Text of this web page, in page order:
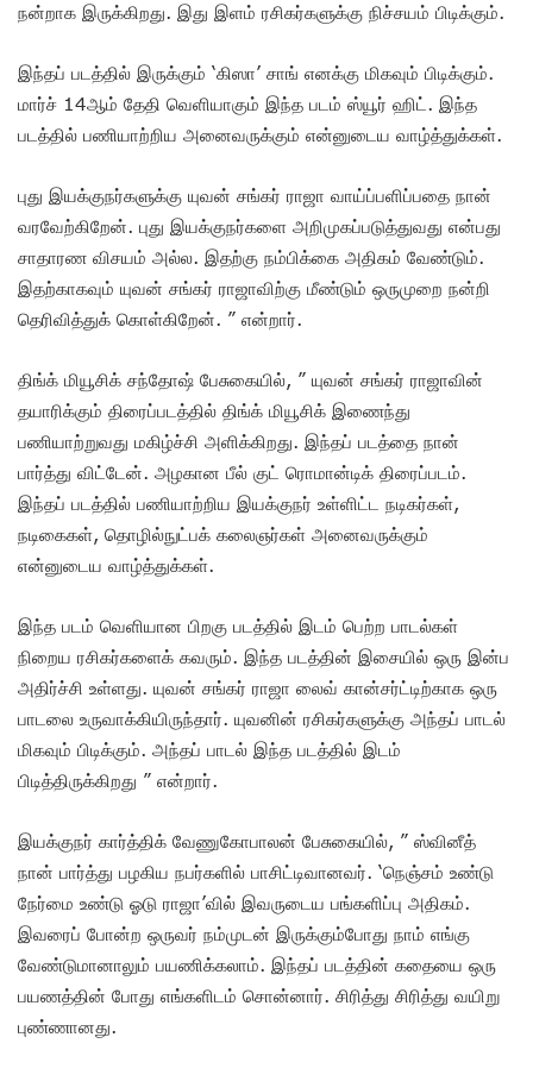
நன்றாக இருக்கிறது. இது இளம் ரசிகர்களுக்கு நிச்சயம் பிடிக்கும்.
இந்தப் படத்தில் இருக்கும் ‘கிஸா’ சாங் எனக்கு மிகவும் பிடிக்கும்.
மார்ச் 14ஆம் தேதி வெளியாகும் இந்த படம் ஸ்யூர் ஹிட். இந்த
படத்தில் பணியாற்றிய அனைவருக்கும் என்னுடைய வாழ்த்துக்கள்.
புது இயக்குநர்களுக்கு யுவன் சங்கர் ராஜா வாய்ப்பளிப்பதை நான்
வரவேற்கிறேன். புது இயக்குநர்களை அறிமுகப்படுத்துவது என்பது
சாதாரண விசயம் அல்ல. இதற்கு நம்பிக்கை அதிகம் வேண்டும்.
இதற்காகவும் யுவன் சங்கர் ராஜாவிற்கு மீண்டும் ஒருமுறை நன்றி
தெரிவித்துக் கொள்கிறேன். ” என்றார்.
திங்க் மியூசிக் சந்தோஷ் பேசுகையில், ” யுவன் சங்கர் ராஜாவின்
தயாரிக்கும் திரைப்படத்தில் திங்க் மியூசிக் இணைந்து
பணியாற்றுவது மகிழ்ச்சி அளிக்கிறது. இந்தப் படத்தை நான்
பார்த்து விட்டேன். அழகான பீல் குட் ரொமான்டிக் திரைப்படம்.
இந்தப் படத்தில் பணியாற்றிய இயக்குநர் உள்ளிட்ட நடிகர்கள்,
நடிகைகள், தொழில்நுட்பக் கலைஞர்கள் அனைவருக்கும்
என்னுடைய வாழ்த்துக்கள்.
இந்த படம் வெளியான பிறகு படத்தில் இடம் பெற்ற பாடல்கள்
நிறைய ரசிகர்களைக் கவரும். இந்த படத்தின் இசையில் ஒரு இன்ப
அதிர்ச்சி உள்ளது. யுவன் சங்கர் ராஜா லைவ் கான்சர்ட்டிற்காக ஒரு
பாடலை உருவாக்கியிருந்தார். யுவனின் ரசிகர்களுக்கு அந்தப் பாடல்
மிகவும் பிடிக்கும். அந்தப் பாடல் இந்த படத்தில் இடம்
பிடித்திருக்கிறது ” என்றார்.
இயக்குநர் கார்த்திக் வேணுகோபாலன் பேசுகையில், ” ஸ்வினீத்
நான் பார்த்து பழகிய நபர்களில் பாசிட்டிவானவர். ‘நெஞ்சம் உண்டு
நேர்மை உண்டு ஓடு ராஜா’வில் இவருடைய பங்களிப்பு அதிகம்.
இவரைப் போன்ற ஒருவர் நம்முடன் இருக்கும்போது நாம் எங்கு
வேண்டுமானாலும் பயணிக்கலாம். இந்தப் படத்தின் கதையை ஒரு
பயணத்தின் போது எங்களிடம் சொன்னார். சிரித்து சிரித்து வயிறு
புண்ணானது.